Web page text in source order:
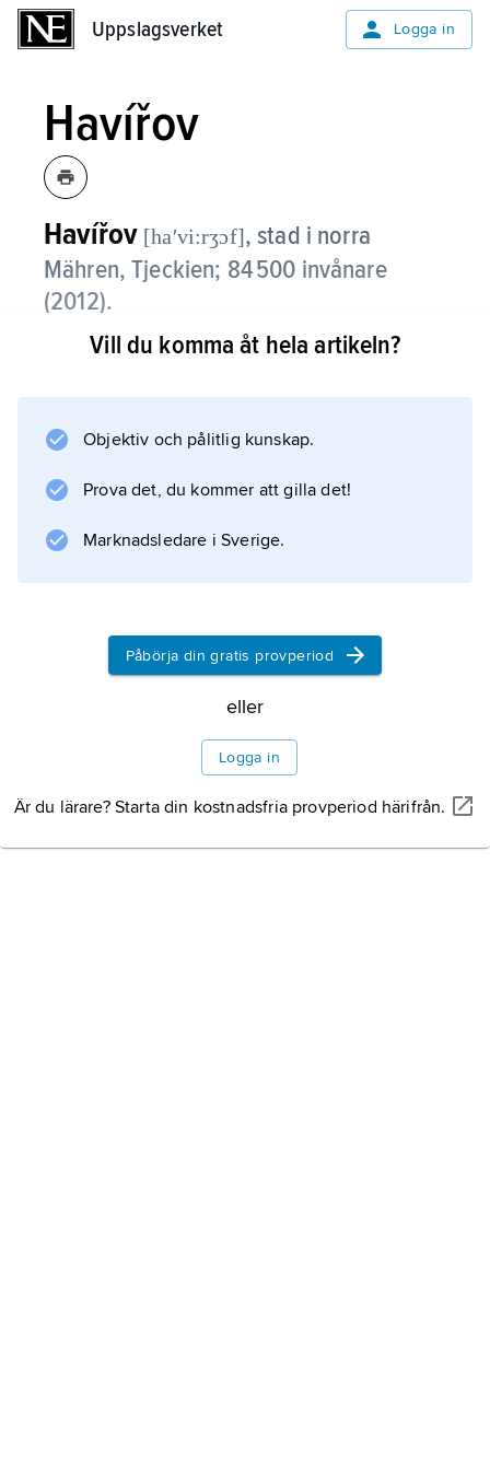
Uppslagsverket Logga in
Havířov
Havířov [haʹvi:rʒɔf],stad i norra
Mähren, Tjeckien; 84 500 invånare
(2012).
Havířov grundades 1955 som landets första
byggda i stalinistisk stil.
Information om artikeln
Vill du komma åt hela artikeln?
Objektiv och pålitlig kunskap.
Prova det, du kommer att gilla det!
Marknadsledare i Sverige.
Påbörja din gratis provperiod
eller
Logga in
Är du lärare? Starta din kostnadsfria provperiod härifrån.